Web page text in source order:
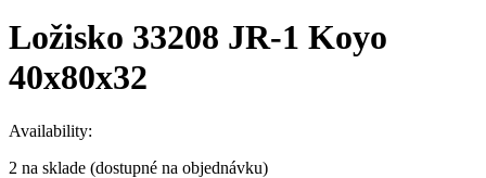
Ložisko 33208 JR-1 Koyo
40x80x32
Availability:
2 na sklade (dostupné na objednávku)